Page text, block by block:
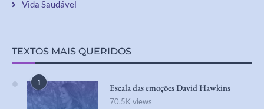
Vida Saudável
TEXTOS MAIS QUERIDOS
1 Escala das emoções David Hawkins
70,5K views